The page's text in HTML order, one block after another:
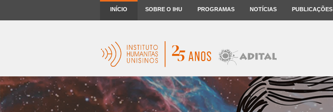
INÍCIO SOBRE O IHU PROGRAMAS NOTÍCIAS PUBLICAÇÕES